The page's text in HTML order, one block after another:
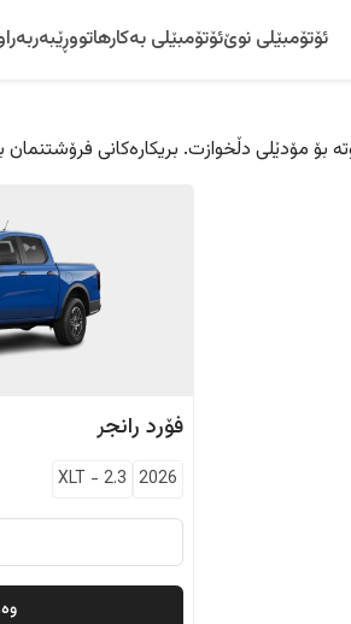
ئۆتۆمبێلی نوێئۆتۆمبێلی بەکارهاتووڕێبەر
وتە بۆ مۆدێلی دڵخوازت. بریکارەکانی
فۆرد رانجر
2026
XLT - 2.3